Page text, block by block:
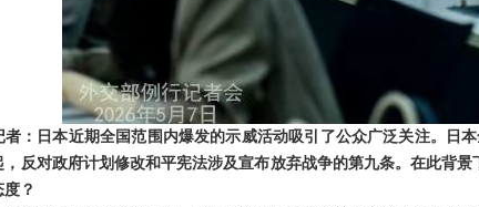
者：日本近期全国范围内爆发的示威活动吸引了公众广泛关注。日
反对政府计划修改和平宪法涉及宣布放弃战争的第九条。在此背
？